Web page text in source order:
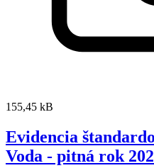
155,45 kB
Evidencia
Voda - pitná rok